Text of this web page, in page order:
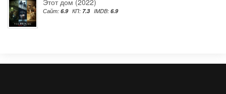
Этот дом (2022)
Сайт: 6.9 КП: 7.3 IMDB: 6.9